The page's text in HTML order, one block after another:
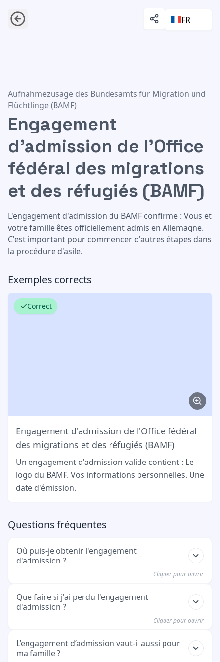
FR
Engagement d'admission de l'Office fédéral des
Aufnahmezusage des Bundesamts für Migration und
Flüchtlinge (BAMF)
Engagement
d'admission de l'Office
fédéral des migrations
et des réfugiés (BAMF)
L'engagement d'admission du BAMF confirme : Vous et
votre famille êtes officiellement admis en Allemagne.
C'est important pour commencer d'autres étapes dans
la procédure d'asile.
Exemples corrects
Correct
Engagement d'admission de l'Office fédéral
des migrations et des réfugiés (BAMF)
Un engagement d'admission valide contient : Le
logo du BAMF. Vos informations personnelles. Une
date d'émission.
Questions fréquentes
Où puis-je obtenir l'engagement
d'admission ?
Cliquer pour ouvrir
Vous l'obtenez directement du BAMF. Cela arrive
après l'approbation de votre demande
Que faire si j'ai perdu l'engagement
d'admission ?
Cliquer pour ouvrir
Vous devez contacter le BAMF (Office fédéral des
migrations et des réfugiés). Vous pouvez utiliser
L’engagement d’admission vaut-il aussi pour
ma famille ?